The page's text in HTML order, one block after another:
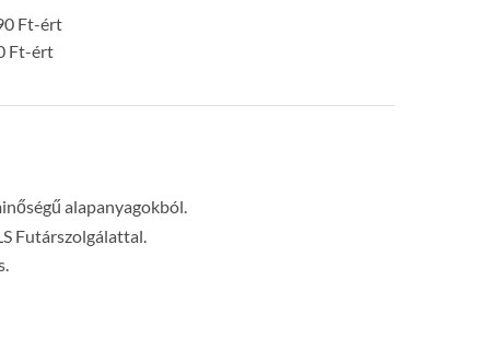
Ft-ért
Ft-ért
alapanyagokból.
Futárszolgálattal.